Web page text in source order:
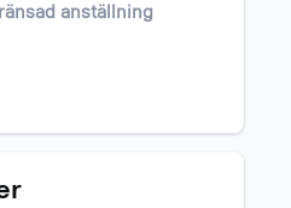
anställning